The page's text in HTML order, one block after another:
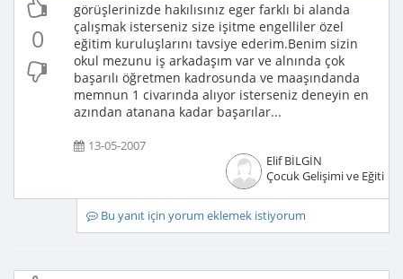
0
görüşlerinizde hakılısınız eger farklı bi alanda
çalışmak isterseniz size işitme engelliler özel
eğitim kuruluşlarını tavsiye ederim.Benim sizin
okul mezunu iş arkadaşım var ve alnında çok
başarılı öğretmen kadrosunda ve maaşındanda
memnun 1 civarında alıyor isterseniz deneyin en
azından atanana kadar başarılar...
13-05-2007
Elif BİLGİN
Çocuk Gelişimi ve
Bu yanıt için yorum eklemek istiyorum